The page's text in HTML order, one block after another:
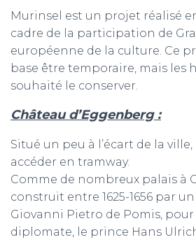
Murinsel est un projet réalisé
cadre de la participation de
européenne de la culture. Ce
base être temporaire, mais les
souhaité le conserver.
Château d’Eggenberg :
Situé un peu à l’écart de la ville,
accéder en tramway.
Comme de nombreux palais à
construit entre 1625-1656 par
Giovanni Pietro de Pomis,
diplomate, le prince Hans